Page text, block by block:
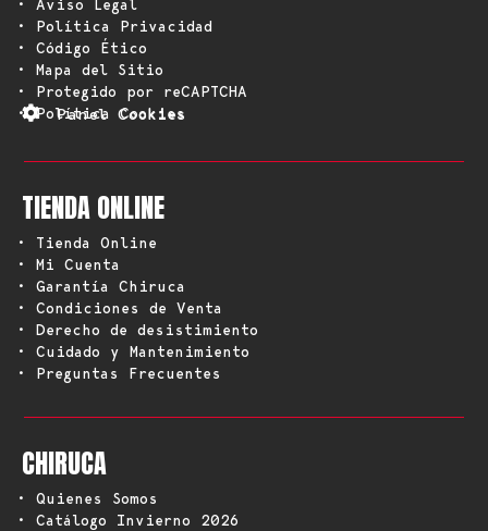
• Aviso Legal
• Política Privacidad
• Código Ético
• Mapa del Sitio
• Protegido por reCAPTCHA
• Política Cookies
Panel Cookies
TIENDA ONLINE
• Tienda Online
• Mi Cuenta
• Garantía Chiruca
• Condiciones de Venta
• Derecho de desistimiento
• Cuidado y Mantenimiento
• Preguntas Frecuentes
CHIRUCA
• Quienes Somos
• Catálogo Invierno 2026